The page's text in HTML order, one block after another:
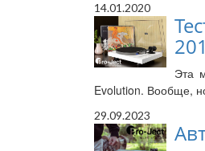
14.01.2020
Эта
Evolution. Вообще,
29.09.2023